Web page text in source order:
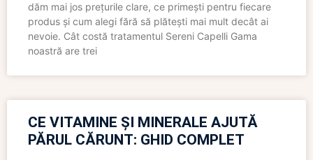
dăm mai jos prețurile clare, ce primești pentru fiecare
produs și cum alegi fără să plătești mai mult decât ai
nevoie. Cât costă tratamentul Sereni Capelli Gama
noastră are trei
CE VITAMINE ȘI MINERALE AJUTĂ
PĂRUL CĂRUNT: GHID COMPLET